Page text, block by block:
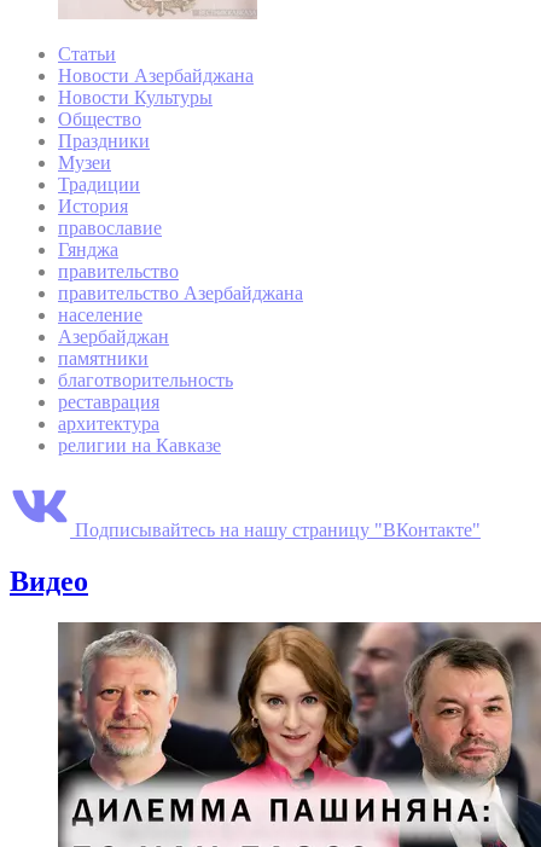
Статьи
Новости Азербайджана
Новости Культуры
Общество
Праздники
Музеи
Традиции
История
православие
Гянджа
правительство
правительство Азербайджана
население
Азербайджан
памятники
благотворительность
реставрация
архитектура
религии на Кавказе
Подписывайтесь на нашу страницу "ВКонтакте"
Видео